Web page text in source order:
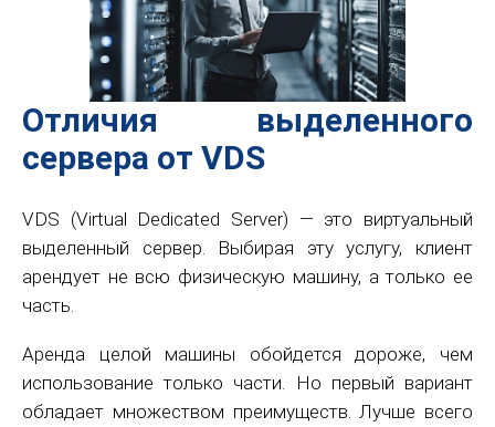
Отличия выделенного
сервера от VDS
VDS (Virtual Dedicated Server) — это виртуальный
выделенный сервер. Выбирая эту услугу, клиент
арендует не всю физическую машину, а только ее
часть.
Аренда целой машины обойдется дороже, чем
использование только части. Но первый вариант
обладает множеством преимуществ. Лучше всего